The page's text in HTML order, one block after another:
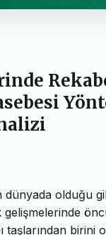
olduğu
birini